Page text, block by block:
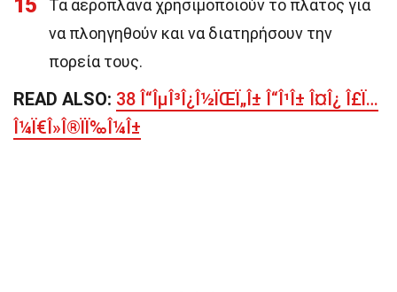
15
Τα αεροπλάνα χρησιμοποιούν το πλάτος για
να πλοηγηθούν και να διατηρήσουν την
πορεία τους.
READ ALSO: 38 Î“ÎµÎ³Î¿Î½ÏŒÏ„Î± Î“Î¹Î± Î¤Î¿ Î£Ï…
Î¼Ï€Î»Î®ÏÏ‰Î¼Î±